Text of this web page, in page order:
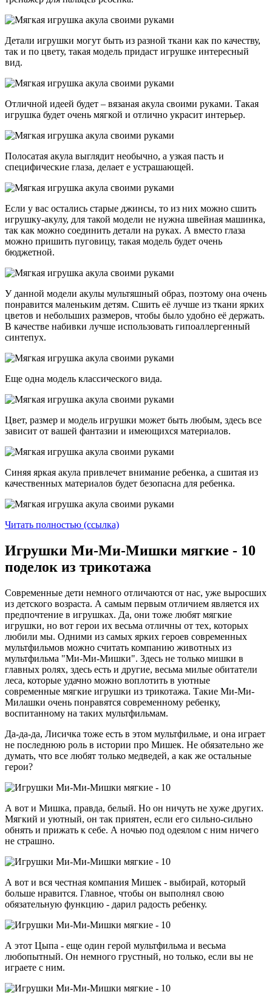
Детали игрушки могут быть из разной ткани как по качеству,
так и по цвету, такая модель придаст игрушке интересный
вид.
Отличной идеей будет – вязаная акула своими руками. Такая
игрушка будет очень мягкой и отлично украсит интерьер.
Полосатая акула выглядит необычно, а узкая пасть и
специфические глаза, делает е устрашающей.
Если у вас остались старые джинсы, то из них можно сшить
игрушку-акулу, для такой модели не нужна швейная машинка,
так как можно соединить детали на руках. А вместо глаза
можно пришить пуговицу, такая модель будет очень
бюджетной.
У данной модели акулы мультяшный образ, поэтому она очень
понравится маленьким детям. Сшить её лучше из ткани ярких
цветов и небольших размеров, чтобы было удобно её держать.
В качестве набивки лучше использовать гипоаллергенный
синтепух.
Еще одна модель классического вида.
Цвет, размер и модель игрушки может быть любым, здесь все
зависит от вашей фантазии и имеющихся материалов.
Синяя яркая акула привлечет внимание ребенка, а сшитая из
качественных материалов будет безопасна для ребенка.
Читать полностью (ссылка)
Игрушки Ми-Ми-Мишки мягкие - 10
поделок из трикотажа
Современные дети немного отличаются от нас, уже выросших
из детского возраста. А самым первым отличием является их
предпочтение в игрушках. Да, они тоже любят мягкие
игрушки, но вот герои их весьма отличны от тех, которых
любили мы. Одними из самых ярких героев современных
мультфильмов можно считать компанию животных из
мультфильма "Ми-Ми-Мишки". Здесь не только мишки в
главных ролях, здесь есть и другие, весьма милые обитатели
леса, которые удачно можно воплотить в уютные
современные мягкие игрушки из трикотажа. Такие Ми-Ми-
Милашки очень понравятся современному ребенку,
воспитанному на таких мультфильмам.
Да-да-да, Лисичка тоже есть в этом мультфильме, и она играет
не последнюю роль в истории про Мишек. Не обязательно же
думать, что все любят только медведей, а как же остальные
герои?
А вот и Мишка, правда, белый. Но он ничуть не хуже других.
Мягкий и уютный, он так приятен, если его сильно-сильно
обнять и прижать к себе. А ночью под одеялом с ним ничего
не страшно.
А вот и вся честная компания Мишек - выбирай, который
больше нравится. Главное, чтобы он выполнял свою
обязательную функцию - дарил радость ребенку.
А этот Цыпа - еще один герой мультфильма и весьма
любопытный. Он немного грустный, но только, если вы не
играете с ним.